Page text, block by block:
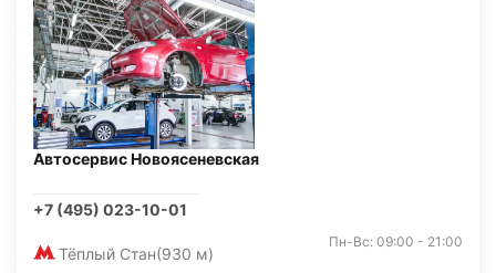
Автосервис Новоясеневская
+7 (495) 023-10-01
Тёплый Стан(930 м)
Пн-Вс: 09:00 - 21:00